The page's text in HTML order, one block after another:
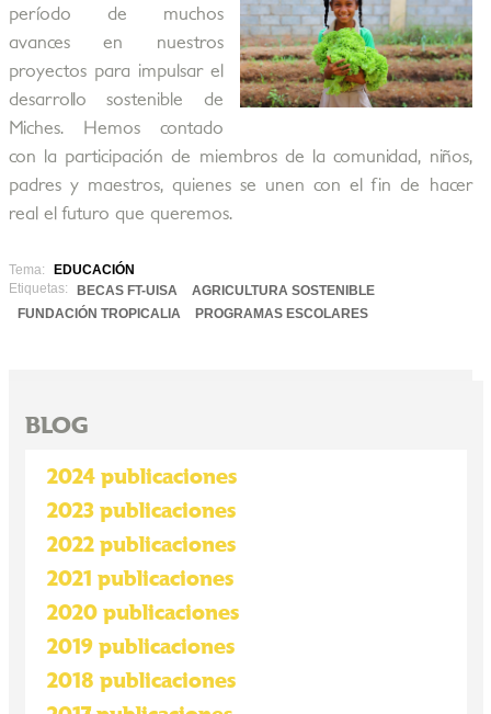
período de muchos
avances en nuestros
proyectos para impulsar el
desarrollo sostenible de
Miches. Hemos contado
con la participación de miembros de la comunidad, niños,
padres y maestros, quienes se unen con el fin de hacer
real el futuro que queremos.
Tema:
EDUCACIÓN
Etiquetas:
BECAS FT-UISA
AGRICULTURA SOSTENIBLE
FUNDACIÓN TROPICALIA
PROGRAMAS ESCOLARES
BLOG
2024 publicaciones
2023 publicaciones
2022 publicaciones
2021 publicaciones
2020 publicaciones
2019 publicaciones
2018 publicaciones